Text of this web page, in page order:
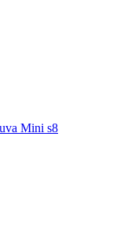
Mini s8